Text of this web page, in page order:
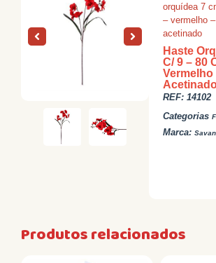
orquídea 7
– vermelho
acetinado
Haste
C/ 9 – 80
Vermelho
REF:14102
Categorias
Marca:
Produtos relacionados